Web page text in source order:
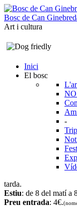
Bosc de Can Ginebred
Art i cultura
Inici
El bosc
-
tarda.
Estiu: de 8 del matí a
Preu entrada: 4€.